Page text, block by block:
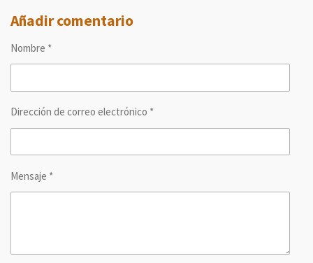
p
a
t
p
a
p
a
p
a
Añadir comentario
Nombre *
Dirección de correo electrónico *
Mensaje *